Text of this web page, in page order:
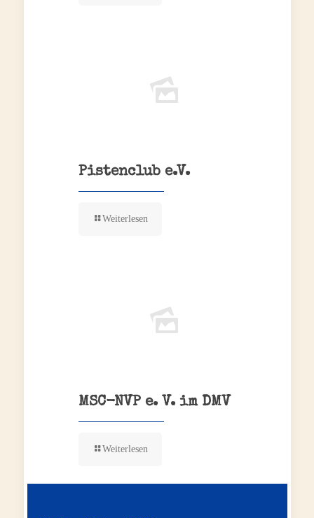
Pistenclub e.V.
Weiterlesen
MSC-NVP e. V. im DMV
Weiterlesen